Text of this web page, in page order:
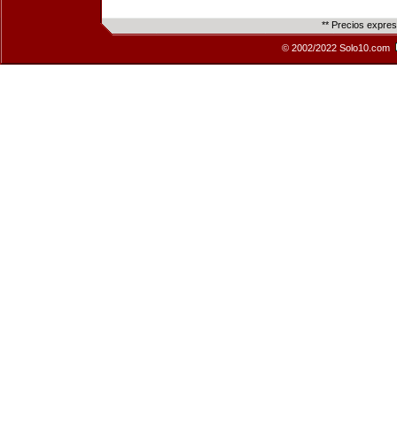
** Precios
© 2002/2022 Solo10.com